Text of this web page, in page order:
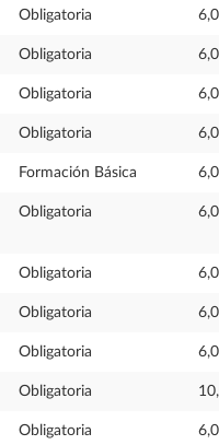
Obligatoria 6,0
Obligatoria 6,0
Obligatoria 6,0
Obligatoria 6,0
Formación Básica 6,0
Obligatoria 6,0
Obligatoria 6,0
Obligatoria 6,0
Obligatoria 6,0
Obligatoria
Obligatoria 6,0